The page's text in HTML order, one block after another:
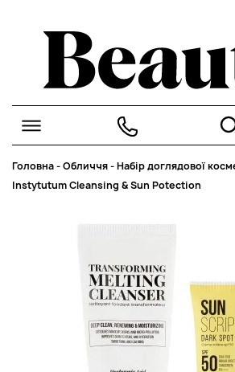
Головна-Обличчя-Набір доглядової
Instytutum Cleansing & Sun Potection